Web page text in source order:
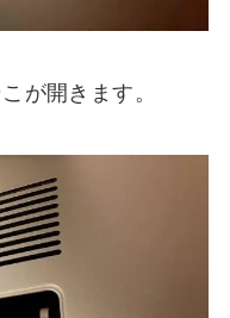
が開きます。